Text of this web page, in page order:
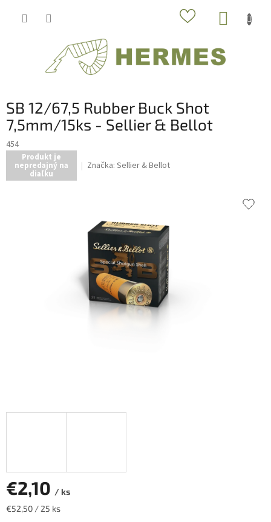
SB 12/67,5 Rubber Buck Shot
7,5mm/15ks - Sellier & Bellot
454
Produkt je
nepredajný na
diaľku
Značka: Sellier & Bellot
€2,10 / ks
Jednotková
€52,50 / 25 ks